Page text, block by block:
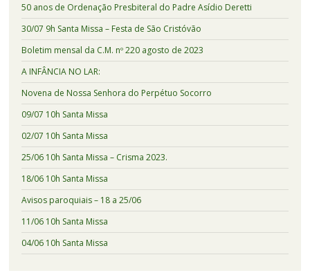
50 anos de Ordenação Presbiteral do Padre Asídio Deretti
30/07 9h Santa Missa – Festa de São Cristóvão
Boletim mensal da C.M. nº 220 agosto de 2023
A INFÂNCIA NO LAR:
Novena de Nossa Senhora do Perpétuo Socorro
09/07 10h Santa Missa
02/07 10h Santa Missa
25/06 10h Santa Missa – Crisma 2023.
18/06 10h Santa Missa
Avisos paroquiais – 18 a 25/06
11/06 10h Santa Missa
04/06 10h Santa Missa